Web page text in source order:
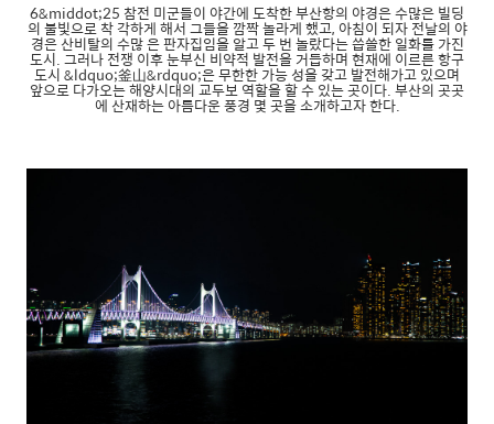
6&middot;25 참전 미군들이 야간에 도착한 부산항의 야경은 수많은 빌딩
의 불빛으로 착 각하게 해서 그들을 깜짝 놀라게 했고, 아침이 되자 전날의 야
경은 산비탈의 수많 은 판자집임을 알고 두 번 놀랐다는 씁쓸한 일화를 가진
도시. 그러나 전쟁 이후 눈부신 비약적 발전을 거듭하며 현재에 이르른 항구
도시 &ldquo;釜山&rdquo;은 무한한 가능 성을 갖고 발전해가고 있으며
앞으로 다가오는 해양시대의 교두보 역할을 할 수 있는 곳이다. 부산의 곳곳
에 산재하는 아름다운 풍경 몇 곳을 소개하고자 한다.